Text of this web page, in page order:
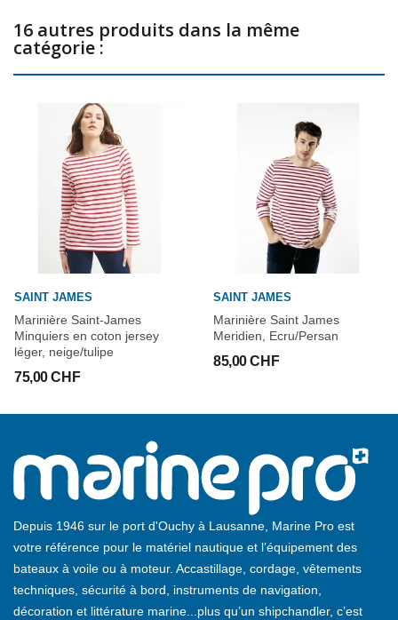
16 autres produits dans la même
catégorie :
SAINT JAMES
Marinière Saint-James
Minquiers en coton jersey
léger, neige/tulipe
75,00 CHF
SAINT JAMES
Marinière Saint James
Meridien, Ecru/Persan
85,00 CHF
Depuis 1946 sur le port d'Ouchy à Lausanne, Marine Pro est
votre référence pour le matériel nautique et l’équipement des
bateaux à voile ou à moteur. Accastillage, cordage, vêtements
techniques, sécurité à bord, instruments de navigation,
décoration et littérature marine...plus qu’un shipchandler, c’est